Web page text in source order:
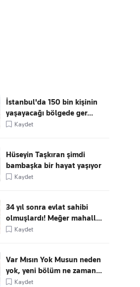
İstanbul'da 150 bin kişinin
yaşayacağı bölgede ger...
Kaydet
Hüseyin Taşkıran şimdi
bambaşka bir hayat yaşıyor
Kaydet
34 yıl sonra evlat sahibi
olmuşlardı! Meğer mahall...
Kaydet
Var Mısın Yok Musun neden
yok, yeni bölüm ne zaman...
Kaydet